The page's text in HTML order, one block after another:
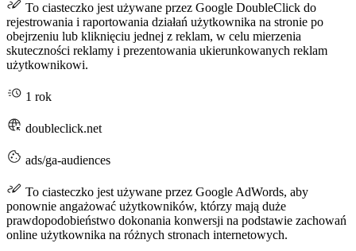
To ciasteczko jest używane przez Google DoubleClick do
rejestrowania i raportowania działań użytkownika na stronie po
obejrzeniu lub kliknięciu jednej z reklam, w celu mierzenia
skuteczności reklamy i prezentowania ukierunkowanych reklam
użytkownikowi.
1 rok
doubleclick.net
ads/ga-audiences
To ciasteczko jest używane przez Google AdWords, aby
ponownie angażować użytkowników, którzy mają duże
prawdopodobieństwo dokonania konwersji na podstawie zachowań
online użytkownika na różnych stronach internetowych.